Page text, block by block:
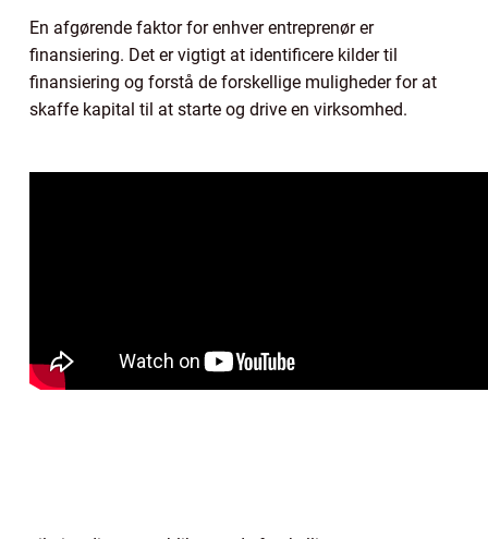
En afgørende faktor for enhver entreprenør er
finansiering. Det er vigtigt at identificere kilder til
finansiering og forstå de forskellige muligheder for at
skaffe kapital til at starte og drive en virksomhed.